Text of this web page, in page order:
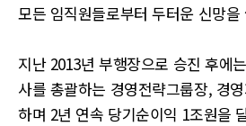
모든 임직원들로부터 두터운 신망
지난 2013년 부행장으로 승진 후에
사를 총괄하는 경영전략그룹장, 경
하며 2년 연속 당기순이익 1조원을